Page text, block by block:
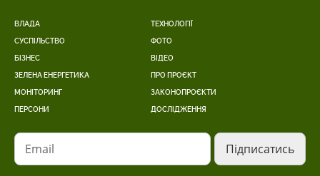
ВЛАДА
СУСПІЛЬСТВО
БІЗНЕС
ЗЕЛЕНА ЕНЕРГЕТИКА
МОНІТОРИНГ
ПЕРСОНИ
ТЕХНОЛОГІЇ
ФОТО
ВІДЕО
ПРО ПРОЄКТ
ЗАКОНОПРОЄКТИ
ДОСЛІДЖЕННЯ
Email